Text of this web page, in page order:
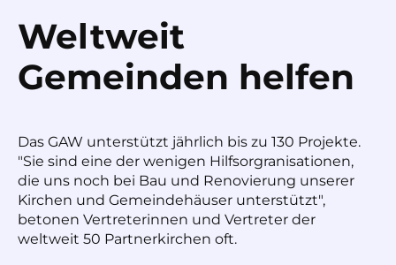
Weltweit
Gemeinden helfen
Das GAW unterstützt jährlich bis zu 130 Projekte.
"Sie sind eine der wenigen Hilfsorgranisationen,
die uns noch bei Bau und Renovierung unserer
Kirchen und Gemeindehäuser unterstützt",
betonen Vertreterinnen und Vertreter der
weltweit 50 Partnerkirchen oft.